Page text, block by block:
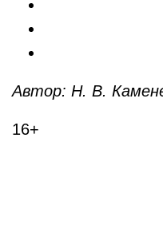
Автор: Н. В.
16+